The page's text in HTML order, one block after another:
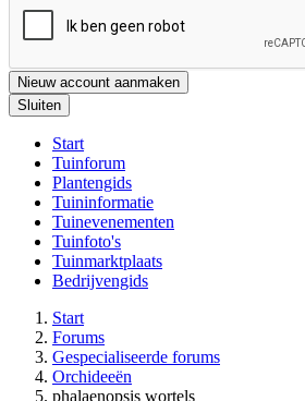
Nieuw account aanmaken
Sluiten
Start
Tuinforum
Plantengids
Tuininformatie
Tuinevenementen
Tuinfoto's
Tuinmarktplaats
Bedrijvengids
Start
Forums
Gespecialiseerde forums
Orchideeën
phalaenopsis wortels